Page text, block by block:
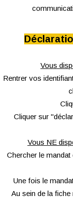
Vous
Rentrer vos
Cliquer sur
Vous NE
Chercher le
Une fois le
Au sein de la